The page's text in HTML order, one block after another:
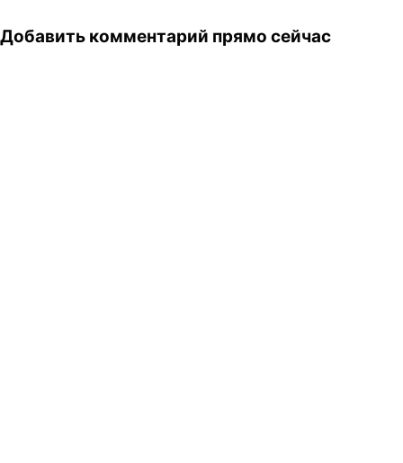
Добавить комментарий прямо сейчас